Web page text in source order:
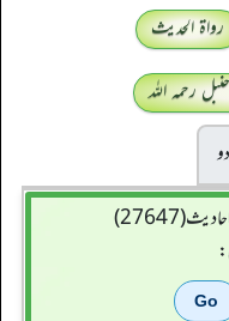
رواۃ الحدیث
رحمہ اللہ
(27647)